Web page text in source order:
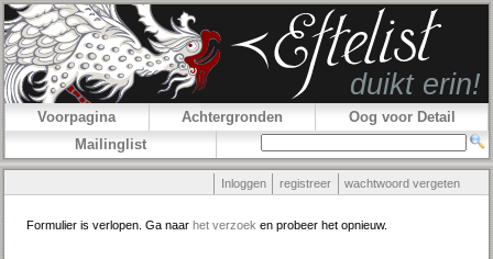
Voorpagina Achtergronden
Oog voor Detail
Mailinglist
Inloggen registreer wachtwoord vergeten
Formulier is verlopen. Ga naar het verzoek en probeer het opnieuw.